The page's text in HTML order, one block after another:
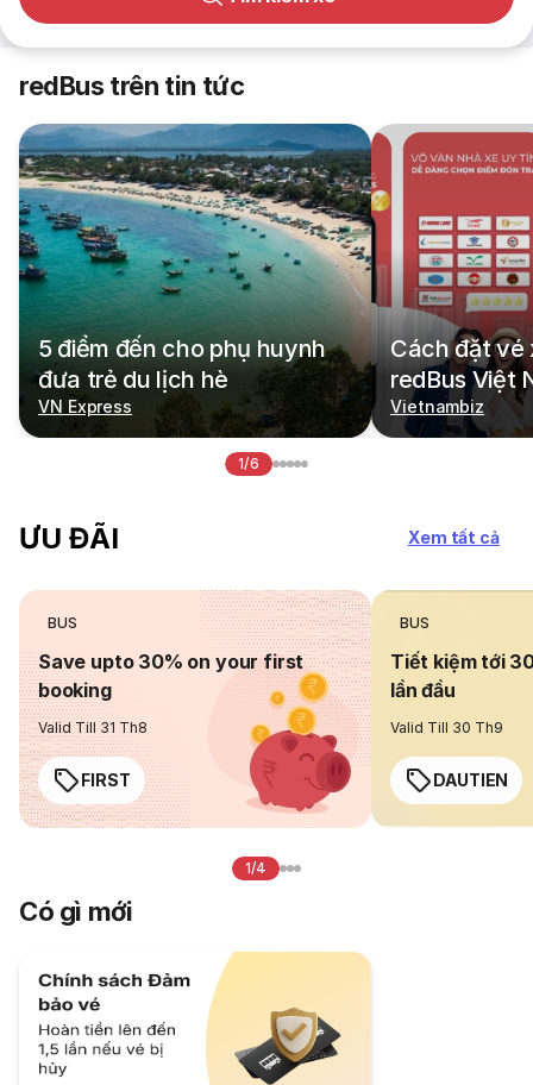
redBus trên tin tức
5 điểm đến cho phụ huynh
đưa trẻ du lịch hè
VN Express
Cách đặt vé
redBus Việt
Vietnambiz
1/6
ƯU ĐÃI Xem tất cả
BUS
Save upto 30% on your first
booking
Valid Till 31 Th8
FIRST
BUS
Tiết kiệm tới
lần đầu
Valid Till 30 Th9
DAUTIEN
1/4
Có gì mới